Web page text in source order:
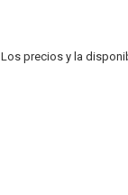
Los precios y la